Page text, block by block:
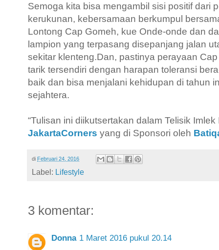
Semoga kita bisa mengambil sisi positif dari
kerukunan, kebersamaan berkumpul
Lontong Cap Gomeh, kue Onde-onde dan
lampion yang terpasang disepanjang jalan
sekitar klenteng.Dan, pastinya perayaan
tarik tersendiri dengan harapan toleransi
baik dan bisa menjalani kehidupan di tahun
sejahtera.
“Tulisan ini diikutsertakan dalam Telisik
JakartaCorners yang di Sponsori oleh
di Februari 24, 2016
Label: Lifestyle
3 komentar:
Donna 1 Maret 2016 pukul 20.14